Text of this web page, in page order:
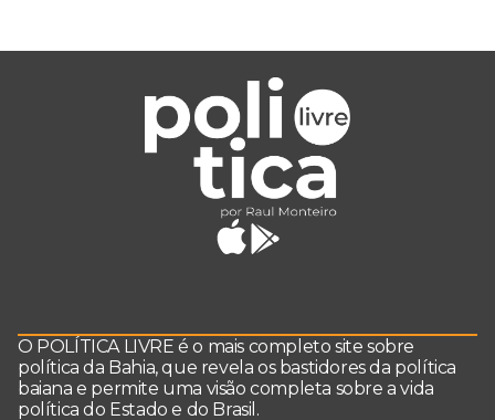
O POLÍTICA LIVRE é o mais completo site sobre
política da Bahia, que revela os bastidores da política
baiana e permite uma visão completa sobre a vida
política do Estado e do Brasil.